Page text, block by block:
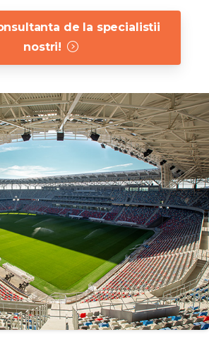
de la specialistii
nostri!